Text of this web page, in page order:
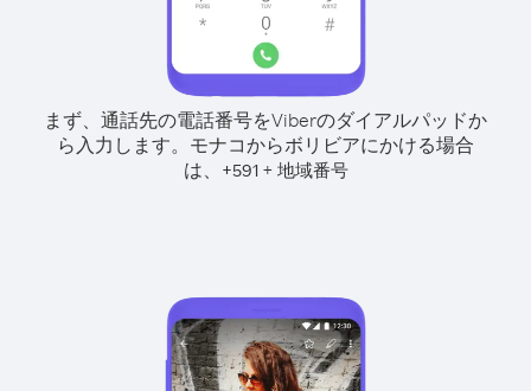
まず、通話先の電話番号をViberのダイアルパッドか
ら入力します。 モナコからボリビアにかける場合
は、
+591+ 地域番号